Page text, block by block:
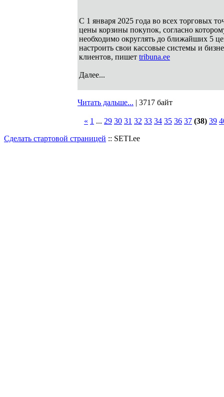
С 1 января 2025 года во всех торговых
цены корзины покупок, согласно
необходимо округлять до ближайших 5
настроить свои кассовые системы и
клиентов, пишет tribuna.ee
Далее...
Читать дальше... | 3717 байт
« 1 ... 29 30 31 32 33 34 35 36 37 (38) 39
Сделать стартовой страницей :: SETI.ee